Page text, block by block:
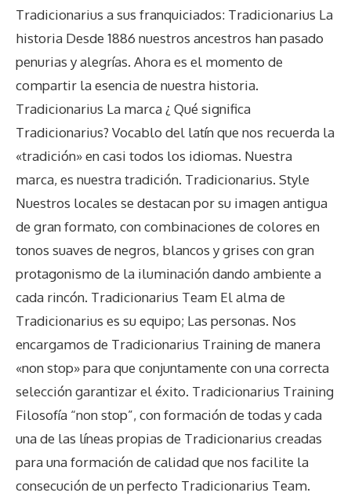
Tradicionarius a sus franquiciados: Tradicionarius La
historia Desde 1886 nuestros ancestros han pasado
penurias y alegrías. Ahora es el momento de
compartir la esencia de nuestra historia.
Tradicionarius La marca ¿ Qué significa
Tradicionarius? Vocablo del latín que nos recuerda la
«tradición» en casi todos los idiomas. Nuestra
marca, es nuestra tradición. Tradicionarius. Style
Nuestros locales se destacan por su imagen antigua
de gran formato, con combinaciones de colores en
tonos suaves de negros, blancos y grises con gran
protagonismo de la iluminación dando ambiente a
cada rincón. Tradicionarius Team El alma de
Tradicionarius es su equipo; Las personas. Nos
encargamos de Tradicionarius Training de manera
«non stop» para que conjuntamente con una correcta
selección garantizar el éxito. Tradicionarius Training
Filosofía “non stop”, con formación de todas y cada
una de las líneas propias de Tradicionarius creadas
para una formación de calidad que nos facilite la
consecución de un perfecto Tradicionarius Team.